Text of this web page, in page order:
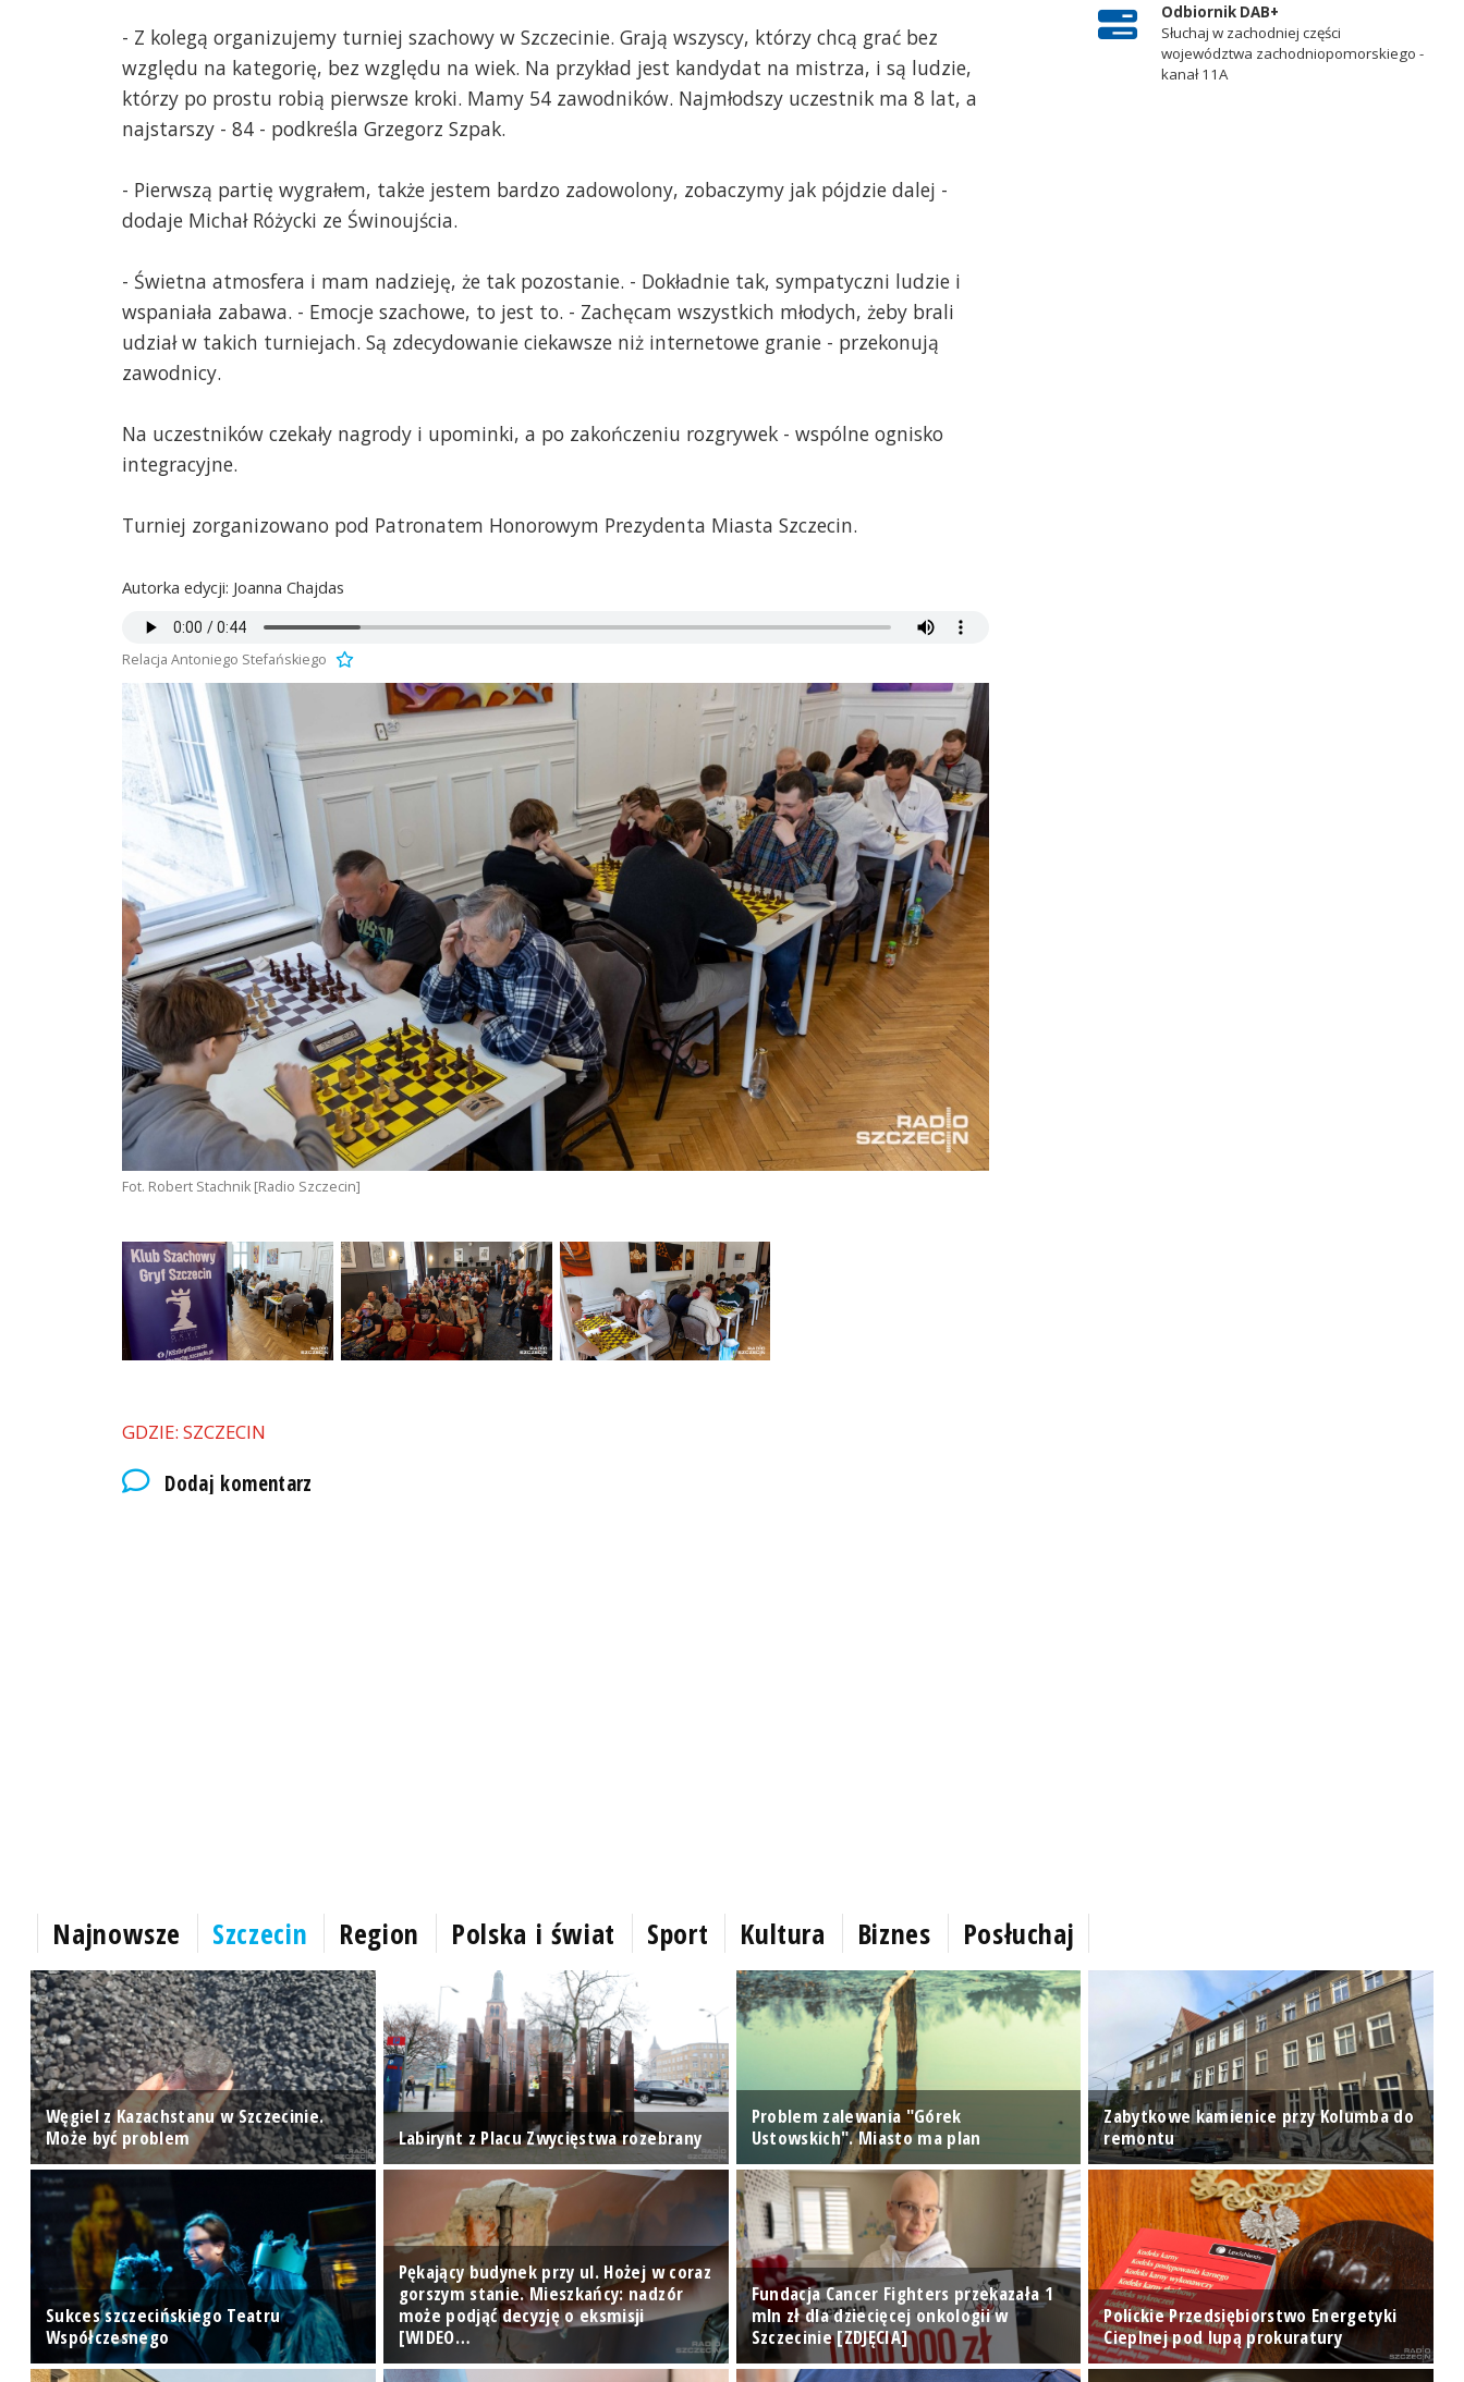
- Z kolegą organizujemy turniej szachowy w Szczecinie. Grają wszyscy, którzy chcą grać bez
względu na kategorię, bez względu na wiek. Na przykład jest kandydat na mistrza, i są ludzie,
którzy po prostu robią pierwsze kroki. Mamy 54 zawodników. Najmłodszy uczestnik ma 8 lat, a
najstarszy - 84 - podkreśla Grzegorz Szpak.
- Pierwszą partię wygrałem, także jestem bardzo zadowolony, zobaczymy jak pójdzie dalej -
dodaje Michał Różycki ze Świnoujścia.
- Świetna atmosfera i mam nadzieję, że tak pozostanie. - Dokładnie tak, sympatyczni ludzie i
wspaniała zabawa. - Emocje szachowe, to jest to. - Zachęcam wszystkich młodych, żeby brali
udział w takich turniejach. Są zdecydowanie ciekawsze niż internetowe granie - przekonują
zawodnicy.
Na uczestników czekały nagrody i upominki, a po zakończeniu rozgrywek - wspólne ognisko
integracyjne.
Turniej zorganizowano pod Patronatem Honorowym Prezydenta Miasta Szczecin.
Autorka edycji: Joanna Chajdas
Relacja Antoniego Stefańskiego
Fot. Robert Stachnik [Radio Szczecin]
GDZIE: SZCZECIN
Dodaj komentarz
Odbiornik DAB+
Słuchaj w zachodniej części
województwa zachodniopomorskiego -
kanał 11A
Najnowsze Szczecin Region Polska i świat Sport Kultura Biznes Posłuchaj
Węgiel z Kazachstanu w Szczecinie.
Może być problem
Labirynt z Placu Zwycięstwa rozebrany
Problem zalewania "Górek
Ustowskich". Miasto ma plan
Zabytkowe kamienice przy Kolumba do
remontu
Sukces szczecińskiego Teatru
Współczesnego
Pękający budynek przy ul. Hożej w coraz
gorszym stanie. Mieszkańcy: nadzór
może podjąć decyzję o eksmisji
[WIDEO…
Fundacja Cancer Fighters przekazała 1
mln zł dla dziecięcej onkologii w
Szczecinie [ZDJĘCIA]
Polickie Przedsiębiorstwo Energetyki
Cieplnej pod lupą prokuratury